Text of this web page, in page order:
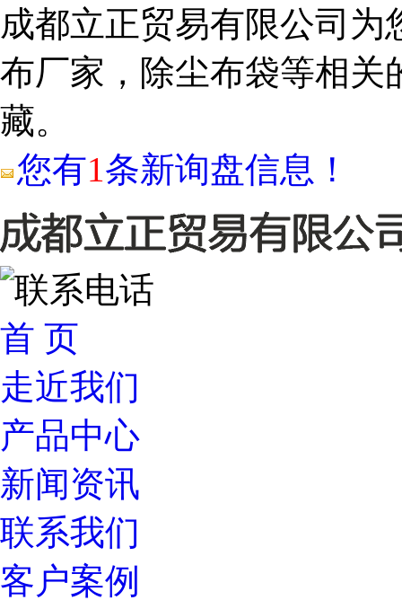
成都立正贸易有限公司为
布厂家，除尘布袋等相关
藏。
您有1条新询盘信息！
首 页
走近我们
产品中心
新闻资讯
联系我们
客户案例